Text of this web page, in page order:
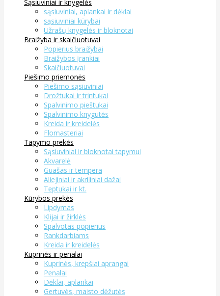
Sąsiuviniai ir knygelės
sąsiuviniai, aplankai ir dėklai
sąsiuviniai kūrybai
Užrašų knygelės ir bloknotai
Braižyba ir skaičiuotuvai
Popierius braižybai
Braižybos įrankiai
Skaičiuotuvai
Piešimo priemonės
Piešimo sąsiuviniai
Drožtukai ir trintukai
Spalvinimo pieštukai
Spalvinimo knygutės
Kreida ir kreidelės
Flomasteriai
Tapymo prekės
Sąsiuviniai ir bloknotai tapymui
Akvarelė
Guašas ir tempera
Aliejiniai ir akriliniai dažai
Teptukai ir kt.
Kūrybos prekės
Lipdymas
Klijai ir žirklės
Spalvotas popierius
Rankdarbiams
Kreida ir kreidelės
Kuprinės ir penalai
Kuprinės, krepšiai aprangai
Penalai
Dėklai, aplankai
Gertuvės, maisto dėžutės